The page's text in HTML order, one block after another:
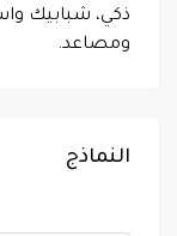
ذكي، شبابيك
ومصاعد.
النماذج